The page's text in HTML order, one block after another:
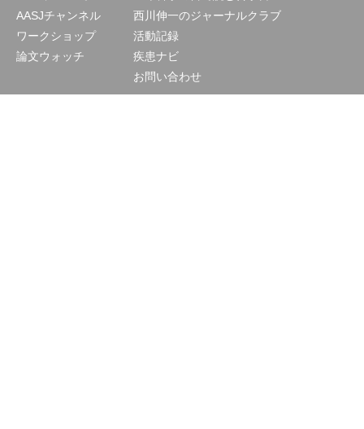
AASJチャンネル
ワークショップ
論文ウォッチ
西川伸一のジャーナルクラブ
活動記録
疾患ナビ
お問い合わせ